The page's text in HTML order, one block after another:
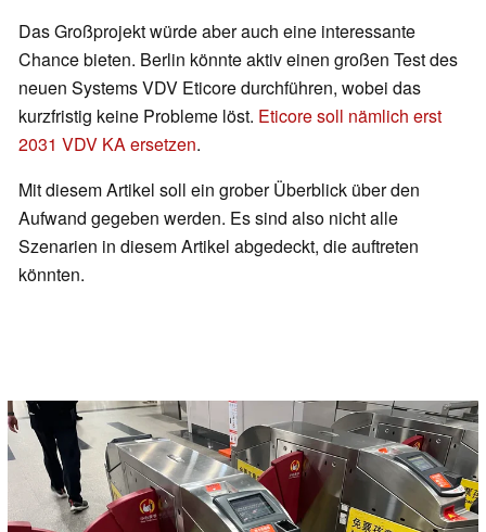
Das Großprojekt würde aber auch eine interessante
Chance bieten. Berlin könnte aktiv einen großen Test des
neuen Systems VDV Eticore durchführen, wobei das
kurzfristig keine Probleme löst. Eticore soll nämlich erst
2031 VDV KA ersetzen.
Mit diesem Artikel soll ein grober Überblick über den
Aufwand gegeben werden. Es sind also nicht alle
Szenarien in diesem Artikel abgedeckt, die auftreten
könnten.